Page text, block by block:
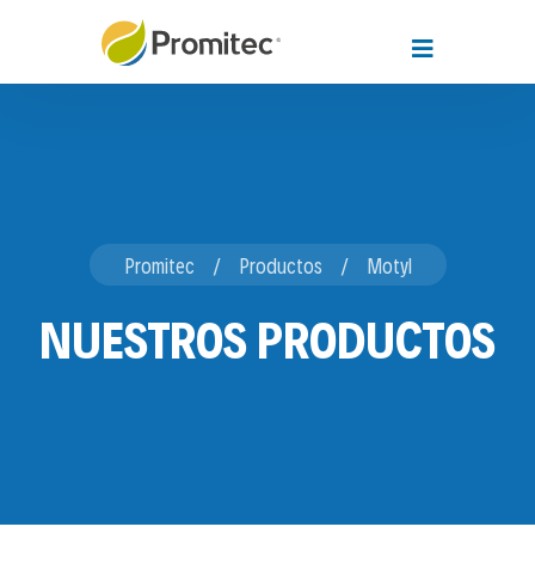
Promitec Productos Motyl
NUESTROS PRODUCTOS